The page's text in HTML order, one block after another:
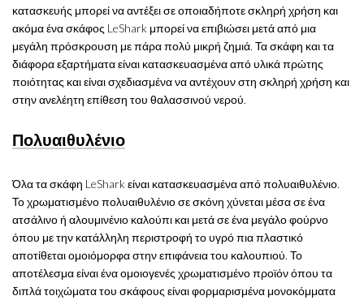
κατασκευής μπορεί να αντέξει σε οποιαδήποτε σκληρή χρήση και
ακόμα ένα σκάφος LeShark μπορεί να επιβιώσει μετά από μια
μεγάλη πρόσκρουση με πάρα πολύ μικρή ζημιά. Τα σκάφη και τα
διάφορα εξαρτήματα είναι κατασκευασμένα από υλικά πρώτης
ποιότητας και είναι σχεδιασμένα να αντέχουν στη σκληρή χρήση και
στην ανελέητη επίθεση του θαλασσινού νερού.
Πολυαιθυλένιο
Όλα τα σκάφη LeShark είναι κατασκευασμένα από πολυαιθυλένιο.
Το χρωματισμένο πολυαιθυλένιο σε σκόνη χύνεται μέσα σε ένα
ατσάλινο ή αλουμινένιο καλούπι και μετά σε ένα μεγάλο φούρνο
όπου με την κατάλληλη περιστροφή το υγρό πια πλαστικό
αποτίθεται ομοιόμορφα στην επιφάνεια του καλουπιού. Το
αποτέλεσμα είναι ένα ομοιογενές χρωματισμένο προϊόν όπου τα
διπλά τοιχώματα του σκάφους είναι φορμαρισμένα μονοκόμματα